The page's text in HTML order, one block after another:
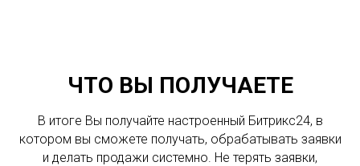
ЧТО ВЫ ПОЛУЧАЕТЕ
В итоге Вы получайте настроенный Битрикс24, в
котором вы сможете получать, обрабатывать заявки
и делать продажи системно. Не терять заявки,